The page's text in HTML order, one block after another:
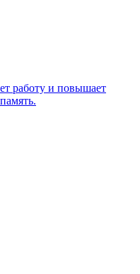
работу и повышает